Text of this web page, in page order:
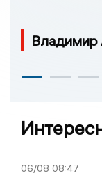
Владимир
06/08 08:47